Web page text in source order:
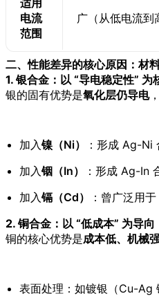
电流
范围
广（从低电流到
二、性能差异的核心原因：材
1. 银合金：以 “导电稳定性” 为
银的固有优势是氧化层仍导电
加入镍（Ni）
：形成 Ag-Ni
加入铟（In）
：形成 Ag-In
加入镉（Cd）
：曾广泛用
2. 铜合金：以 “低成本” 为导
铜的核心优势是成本低、机械
表面处理：如镀银（Cu-Ag